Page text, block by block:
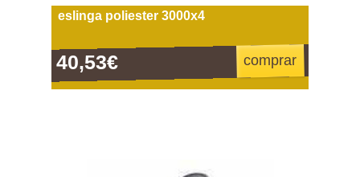
eslinga poliester 3000x4
40,53€ comprar